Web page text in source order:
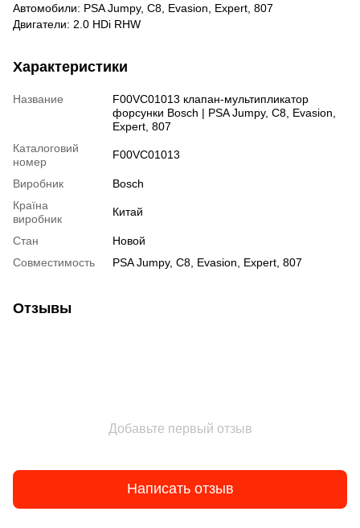
Автомобили: PSA Jumpy, C8, Evasion, Expert, 807
Двигатели: 2.0 HDi RHW
Характеристики
Название
F00VC01013 клапан-мультипликатор
форсунки Bosch | PSA Jumpy, C8, Evasion,
Expert, 807
Каталоговий
номер
F00VC01013
Виробник
Bosch
Країна
виробник
Китай
Стан
Новой
Совместимость
PSA Jumpy, C8, Evasion, Expert, 807
Отзывы
Добавьте первый отзыв
Написать отзыв